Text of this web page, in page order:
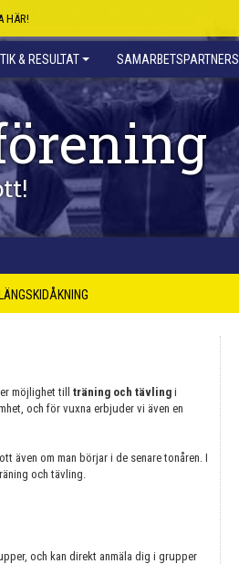
HÄR!
& RESULTAT SAMARBETSPARTNERS
LÄNGSKIDÅKNING
möjlighet till träning och tävling i
och för vuxna erbjuder vi även en
även om man börjar i de senare tonåren. I
och tävling.
och kan direkt anmäla dig i grupper